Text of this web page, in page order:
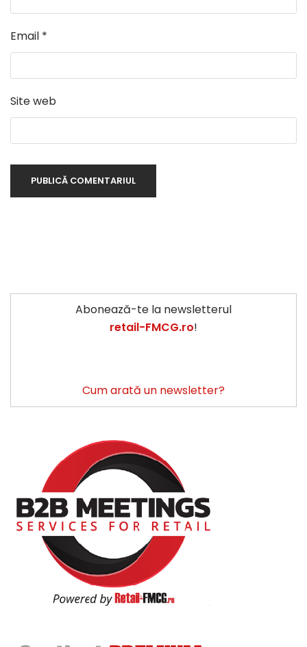
Email *
Site web
Abonează-te la newsletterul
retail-FMCG.ro!
Cum arată un newsletter?